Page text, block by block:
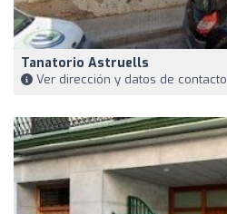
Tanatorio Astruells
Ver dirección y datos de contacto